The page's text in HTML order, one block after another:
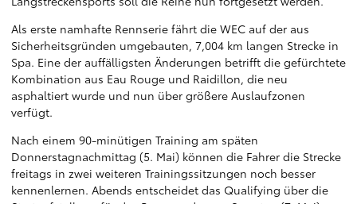
Als erste namhafte Rennserie fährt die WEC auf der aus
Sicherheitsgründen umgebauten, 7,004 km langen Strecke in
Spa. Eine der auffälligsten Änderungen betrifft die gefürchtete
Kombination aus Eau Rouge und Raidillon, die neu
asphaltiert wurde und nun über größere Auslaufzonen
verfügt.
Nach einem 90-minütigen Training am späten
Donnerstagnachmittag (5. Mai) können die Fahrer die Strecke
freitags in zwei weiteren Trainingssitzungen noch besser
kennenlernen. Abends entscheidet das Qualifying über die